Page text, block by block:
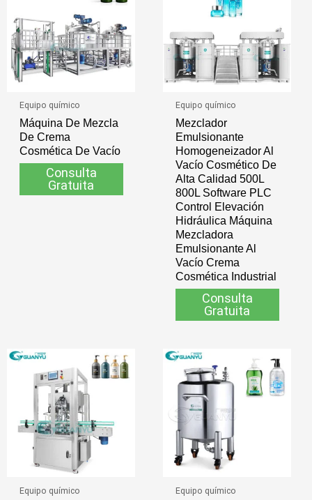
Equipo químico
Máquina De Mezcla
De Crema
Cosmética De Vacío
Consulta
Gratuita
Equipo químico
Mezclador
Emulsionante
Homogeneizador Al
Vacío Cosmético De
Alta Calidad 500L
800L Software PLC
Control Elevación
Hidráulica Máquina
Mezcladora
Emulsionante Al
Vacío Crema
Cosmética Industrial
Consulta
Gratuita
Equipo químico Equipo químico